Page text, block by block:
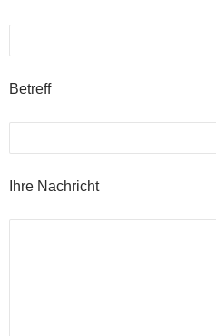
Betreff
Ihre Nachricht